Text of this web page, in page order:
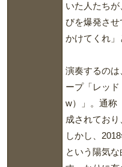
いた人たち
びを爆発さ
かけてくれ」
演奏するの
ープ「レッ
w）」。通称
成されており
しかし、
という陽気